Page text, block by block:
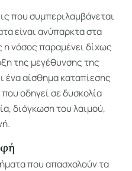
που συμπεριλαμβάνεται
είναι ανύπαρκτα στα
νόσος παραμένει δίχως
της μεγέθυνσης της
ένα αίσθημα καταπίεσης
οδηγεί σε δυσκολία
διόγκωση του λαιμού,
που απασχολούν τα